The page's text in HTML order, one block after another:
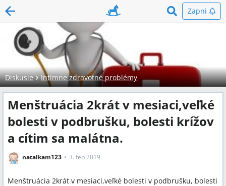
Zapni
Diskusie Intímne zdravotné problémy
Menštruácia 2krát v mesiaci,veľké
bolesti v podbrušku, bolesti krížov
a cítim sa malátna.
natalkam123 3. feb 2019
Menštruácia 2krát v mesiaci,veľké bolesti v podbrušku, bolesti